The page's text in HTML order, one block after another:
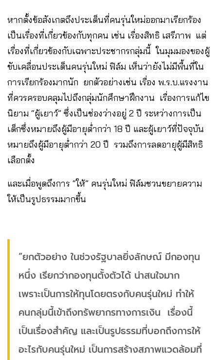
หากตั้งข้อสังเกตถึงประเด็นที่คนรุ่นใหม่ออกมาเรียกร้อง
เป็นเรื่องที่เกี่ยวข้องกับทุกคน เช่น เรื่องสิทธิ เสรีภาพ แต่
เรื่องที่เกี่ยวข้องกับเฉพาะประชากรกลุ่มนี้ ในมุมมองของผู้
ขับเคลื่อนประเด็นคนรุ่นใหม่ ฟิล์ม เห็นว่ายังไม่มีพื้นที่ใน
การเรียกร้องมากนัก ยกตัวอย่างเช่น เรื่อง พ.ร.บ.แรงงาน
ที่ควรครอบคลุมไปถึงกลุ่มนักศึกษาฝึกงาน เรื่องการแก้ไข
นิยาม “ผู้เยาว์” ซึ่งเป็นช่องว่างอยู่ 2 ปี ระหว่างการเป็น
เด็กซึ่งหมายถึงผู้มีอายุต่ำกว่า 18 ปี และผู้เยาว์ที่ปัจจุบัน
หมายถึงผู้มีอายุต่ำกว่า 20 ปี รวมถึงการลดอายุผู้มีสิทธิ
เลือกตั้ง
และเมื่อพูดถึงการ “ให้” คนรุ่นใหม่ ฟิล์มชวนขยายความ
ให้เป็นรูปธรรมมากขึ้น
“ยกตัวอย่าง ในช่วงรัฐบาลยิ่งลักษณ์ มีกองทุน
หนึ่ง เรียกว่ากองทุนตั้งตัวได้ น่าสนใจมาก
เพราะเป็นการให้ทุนโดยตรงกับคนรุ่นใหม่ ทำให้
คนกลุ่มนี้เข้าถึงทรัพยากรทางการเงิน เรื่องนี้
เป็นเรื่องสำคัญ และเป็นรูปธรรมที่บอกถึงการให้
อะไรกับคนรุ่นใหม่ เป็นการสร้างสภาพแวดล้อมที่